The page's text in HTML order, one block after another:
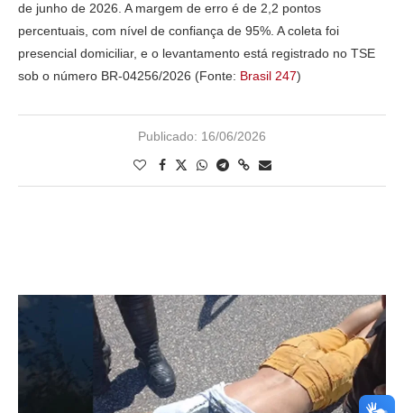
de junho de 2026. A margem de erro é de 2,2 pontos
percentuais, com nível de confiança de 95%. A coleta foi
presencial domiciliar, e o levantamento está registrado no TSE
sob o número BR-04256/2026 (Fonte: Brasil 247)
Publicado: 16/06/2026